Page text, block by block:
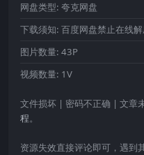
网盘类型: 夸克网盘
下载须知: 百度网盘禁止在线
图片数量: 43P
视频数量: 1V
文件损坏 | 密码不正确 | 文章
程。
资源失效直接评论即可，遇到